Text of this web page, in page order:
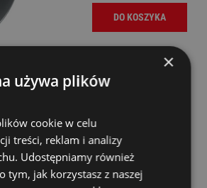
DO KOSZYKA
- Monacor SPH-130AL
Dostępność:
289,00 zł
×
używa plików
cookie w celu
treści, reklam i analizy
Udostępniamy również
tym, jak korzystasz z naszej